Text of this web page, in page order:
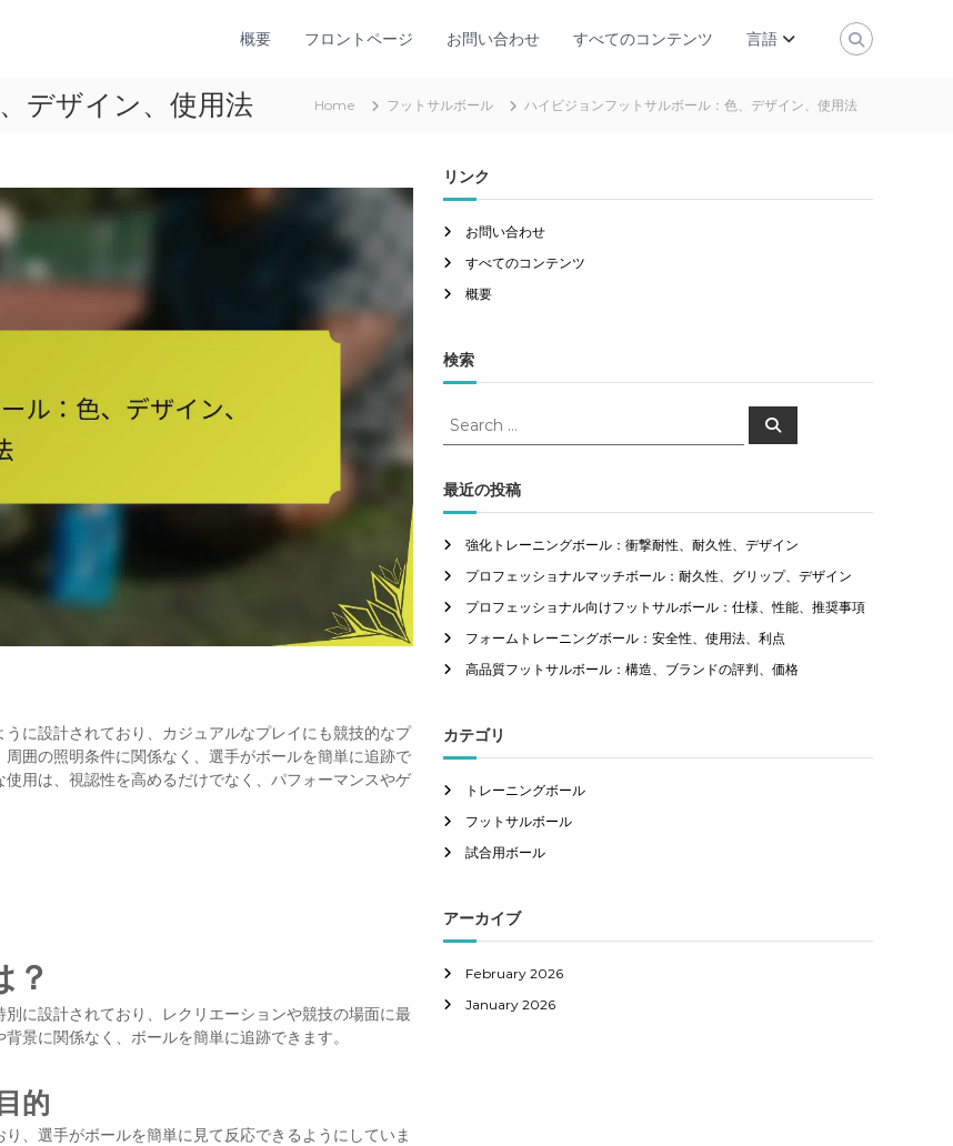
概要 フロントページ お問い合わせ すべてのコンテンツ 言語
デザイン、使用法 Home フットサルボール ハイビジョンフットサルボール：色、デザイン、使用法
に設計されており、カジュアルなプレイにも競技的なプ
囲の照明条件に関係なく、選手がボールを簡単に追跡で
用は、視認性を高めるだけでなく、パフォーマンスやゲ
？
に設計されており、レクリエーションや競技の場面に最
景に関係なく、ボールを簡単に追跡できます。
的
、選手がボールを簡単に見て反応できるようにしていま
リンク
お問い合わせ
すべてのコンテンツ
概要
検索
S
r
c
f
o
r
S
最近の投稿
強化トレーニングボール：衝撃耐性、耐久性、デザイン
プロフェッショナルマッチボール：耐久性、グリップ、デザイン
プロフェッショナル向けフットサルボール：仕様、性能、推奨事項
フォームトレーニングボール：安全性、使用法、利点
高品質フットサルボール：構造、ブランドの評判、価格
カテゴリ
トレーニングボール
フットサルボール
試合用ボール
アーカイブ
February 2026
January 2026